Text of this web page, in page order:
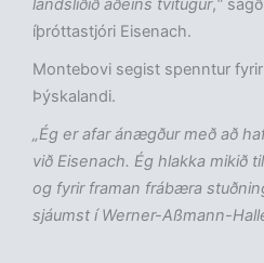
landsliðið aðeins tvítugur,“
íþróttastjóri Eisenach.
Montebovi segist spenntur
Þýskalandi.
„Ég er afar ánægður með að
við Eisenach. Ég hlakka mikið
og fyrir framan frábæra
sjáumst í Werner-Aßmann-